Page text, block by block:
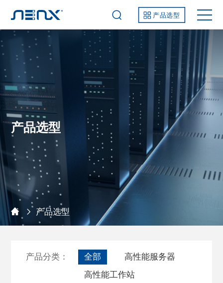
产品选型
产品选型
产品选型
产品分类： 全部
高性能服务器
高性能工作站